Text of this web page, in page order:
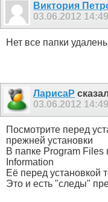
Виктория
03.06.2012 14:49
Нет все папки
ЛарисаР
03.06.2012 14:49
Посмотрите перед
прежней установки
В папке Program Files
Information
Её перед установкой
Это и есть "следы"